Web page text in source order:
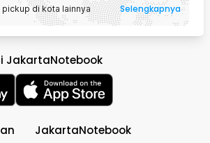
di kota lainnya Selengkapnya
JakartaNotebook
JakartaNotebook